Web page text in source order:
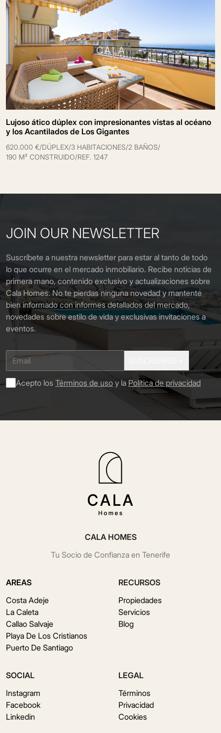
Lujoso ático dúplex con impresionantes vistas al océano
y los Acantilados de Los Gigantes
620.000 €/DÚPLEX/3 HABITACIONES/2 BAÑOS/
190 M² CONSTRUIDO/REF. 1247
JOIN OUR NEWSLETTER
Suscríbete a nuestra newsletter para estar al tanto de todo
lo que ocurre en el mercado inmobiliario. Recibe noticias de
primera mano, contenido exclusivo y actualizaciones sobre
Cala Homes. No te pierdas ninguna novedad y mantente
bien informado con informes detallados del mercado,
novedades sobre estilo de vida y exclusivas invitaciones a
eventos.
Acepto los Términos de uso y la Política de privacidad
CALA HOMES
Tu Socio de Confianza en Tenerife
AREAS
Costa Adeje
La Caleta
Callao Salvaje
Playa De Los Cristianos
Puerto De Santiago
RECURSOS
Propiedades
Servicios
Blog
SOCIAL
Instagram
Facebook
Linkedin
LEGAL
Términos
Privacidad
Cookies